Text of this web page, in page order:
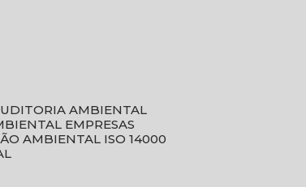
AMBIENTAL
EMPRESAS
AMBIENTAL ISO 14000